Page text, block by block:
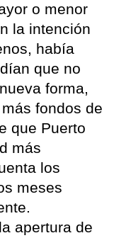
o menor
la intención
había
que no
forma,
fondos de
que Puerto
más
los
meses
apertura de